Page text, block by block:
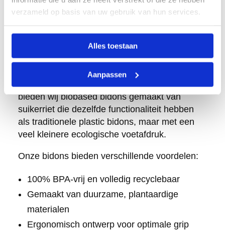
verzameld op basis van uw gebruik van hun services.
Alles toestaan
Aanpassen
Hoe Retulp helpt met duurzame bidon-
oplossingen
Bij Retulp begrijpen we dat je niet alleen een
functionele bidon wilt, maar ook een die
bijdraagt aan een duurzamere wereld. Daarom
bieden wij biobased bidons gemaakt van
suikerriet die dezelfde functionaliteit hebben
als traditionele plastic bidons, maar met een
veel kleinere ecologische voetafdruk.
Onze bidons bieden verschillende voordelen:
100% BPA-vrij en volledig recyclebaar
Gemaakt van duurzame, plantaardige
materialen
Ergonomisch ontwerp voor optimale grip